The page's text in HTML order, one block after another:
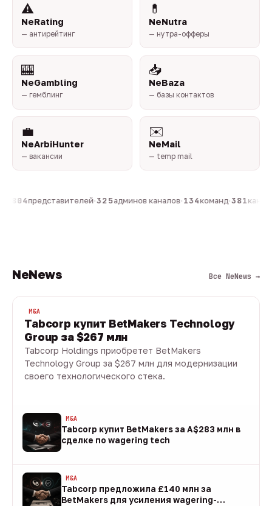
⚠️
NeRating
— антирейтинг
💊
NeNutra
— нутра-офферы
🎰
NeGambling
— гемблинг
📥
NeBaza
— базы контактов
💼
NeArbiHunter
— вакансии
✉️
NeMail
— temp mail
804представителей·325админов каналов·134команд·381
NeNews Все NeNews →
M&A
Tabcorp купит BetMakers Technology
Group за $267 млн
Tabcorp Holdings приобретет BetMakers
Technology Group за $267 млн для модернизации
своего технологического стека.
M&A
Tabcorp купит BetMakers за A$283 млн в
сделке по wagering tech
M&A
Tabcorp предложила £140 млн за
BetMakers для усиления wagering-